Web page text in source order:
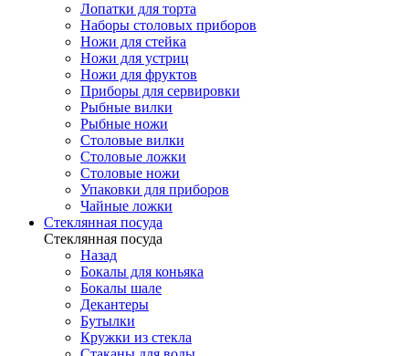
Лопатки для торта
Наборы столовых приборов
Ножи для стейка
Ножи для устриц
Ножи для фруктов
Приборы для сервировки
Рыбные вилки
Рыбные ножи
Столовые вилки
Столовые ложки
Столовые ножи
Упаковки для приборов
Чайные ложки
Стеклянная посуда
Стеклянная посуда
Назад
Бокалы для коньяка
Бокалы шале
Декантеры
Бутылки
Кружки из стекла